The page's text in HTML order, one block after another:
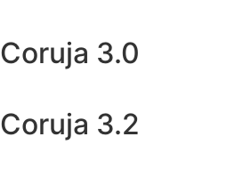
Coruja 3.0
Coruja 3.2